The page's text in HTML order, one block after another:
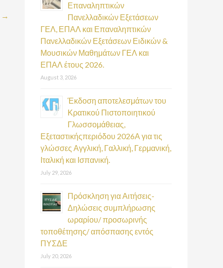
→
Επαναληπτικών
Πανελλαδικών Εξετάσεων
ΓΕΛ, ΕΠΑΛ και Επαναληπτικών
Πανελλαδικών Εξετάσεων Ειδικών &
Μουσικών Μαθημάτων ΓΕΛ και
ΕΠΑΛ έτους 2026.
August 3, 2026
Έκδοση αποτελεσμάτων του
Κρατικού Πιστοποιητικού
Γλωσσομάθειας,
Εξεταστικήςπεριόδου 2026Α για τις
γλώσσες Αγγλική, Γαλλική, Γερμανική,
Ιταλική και Ισπανική.
July 29, 2026
Πρόσκληση για Αιτήσεις-
Δηλώσεις συμπλήρωσης
ωραρίου/ προσωρινής
τοποθέτησης/ απόσπασης εντός
ΠΥΣΔΕ
July 20, 2026